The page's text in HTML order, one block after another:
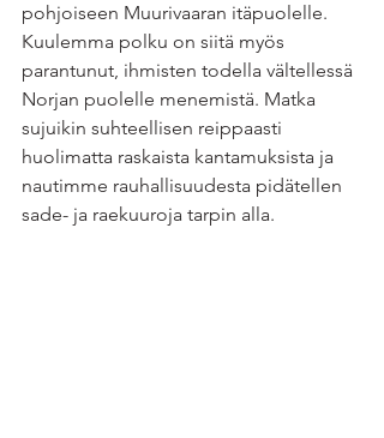
pohjoiseen Muurivaaran itäpuolelle.
Kuulemma polku on siitä myös
parantunut, ihmisten todella vältellessä
Norjan puolelle menemistä. Matka
sujuikin suhteellisen reippaasti
huolimatta raskaista kantamuksista ja
nautimme rauhallisuudesta pidätellen
sade- ja raekuuroja tarpin alla.